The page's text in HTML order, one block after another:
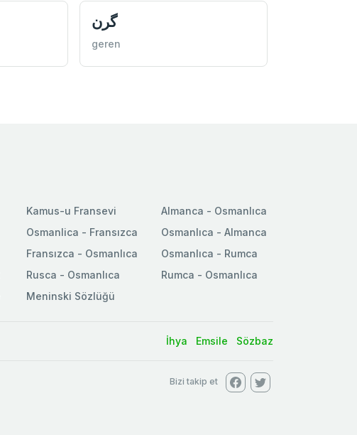
گرن
geren
Kamus-u Fransevi
Osmanlica - Fransızca
Fransızca - Osmanlıca
Rusca - Osmanlıca
Meninski Sözlüğü
Almanca - Osmanlıca
Osmanlıca - Almanca
Osmanlıca - Rumca
Rumca - Osmanlıca
İhya Emsile Sözbaz
Bizi takip et